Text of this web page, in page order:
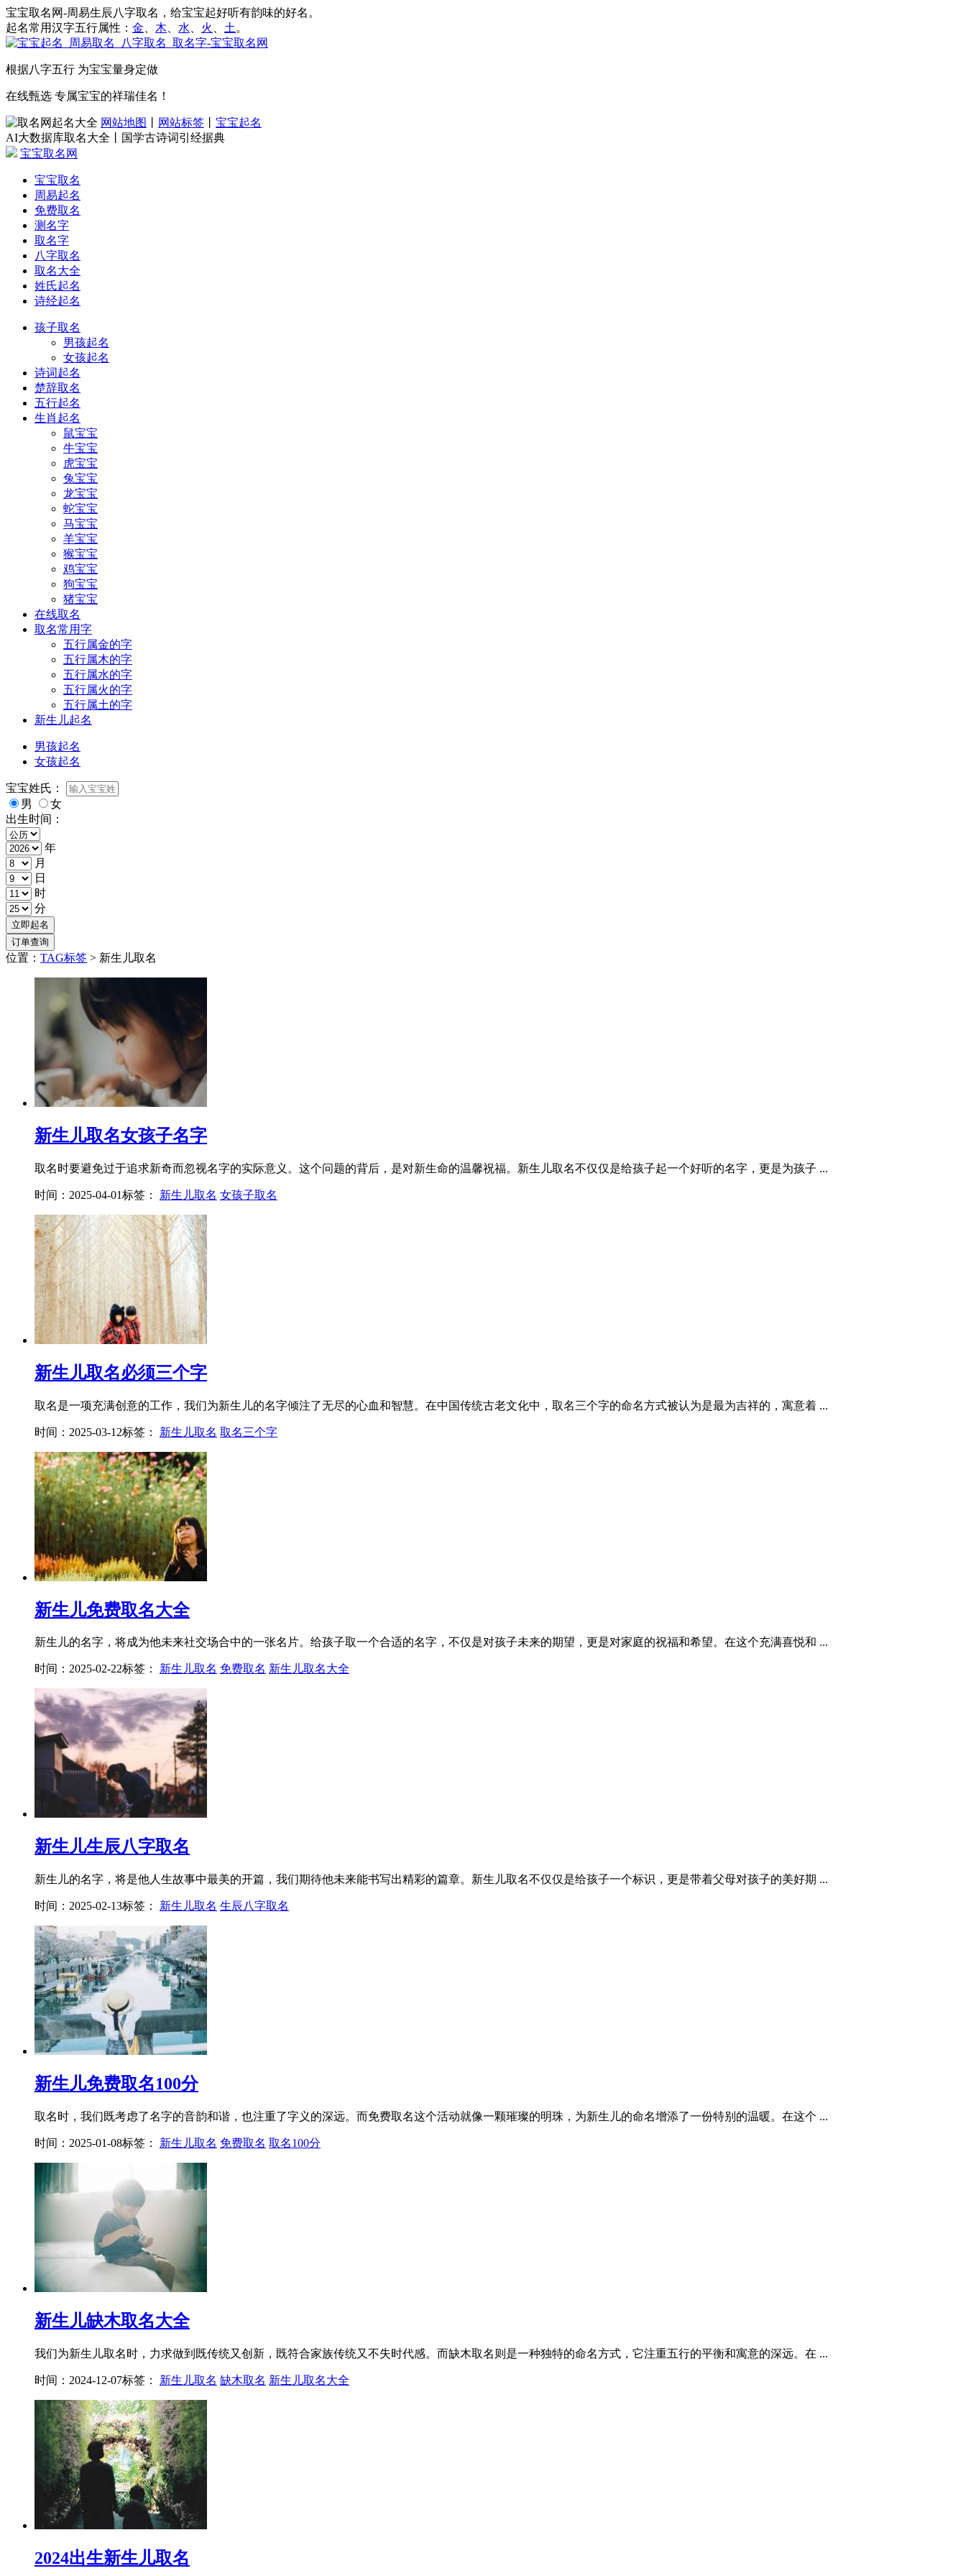
宝宝取名网-周易生辰八字取名，给宝宝起好听有韵味的好名。
起名常用汉字五行属性： 金 木 水 火 土 。
根据八字五行 为宝宝量身定做
在线甄选 专属宝宝的祥瑞佳名！
网站地图 网站标签
宝宝起名
AI大数据库取名大全丨国学古诗词引经据典
宝宝取名网
宝宝取名
周易起名
免费取名
测名字
取名字
八字取名
取名大全
姓氏起名
诗经起名
孩子取名
男孩起名
女孩起名
诗词起名
楚辞取名
五行起名
生肖起名
鼠宝宝
牛宝宝
虎宝宝
兔宝宝
龙宝宝
蛇宝宝
马宝宝
羊宝宝
猴宝宝
鸡宝宝
狗宝宝
猪宝宝
在线取名
取名常用字
五行属金的字
五行属木的字
五行属水的字
五行属火的字
五行属土的字
新生儿起名
男孩起名
女孩起名
宝宝姓氏：
男
女
出生时间：
年
月
日
时
分
位置： TAG标签 > 新生儿取名
新生儿取名女孩子名字
取名时要避免过于追求新奇而忽视名字的实际意义。这个问题的背后，是对新生命的温馨祝福。新生儿取名不仅仅是给孩子起一个好听的名字，更是为孩子 ...
时间：2025-04-01标签： 新生儿取名 女孩子取名
新生儿取名必须三个字
取名是一项充满创意的工作，我们为新生儿的名字倾注了无尽的心血和智慧。在中国传统古老文化中，取名三个字的命名方式被认为是最为吉祥的，寓意着 ...
时间：2025-03-12标签： 新生儿取名 取名三个字
新生儿免费取名大全
新生儿的名字，将成为他未来社交场合中的一张名片。给孩子取一个合适的名字，不仅是对孩子未来的期望，更是对家庭的祝福和希望。在这个充满喜悦和 ...
时间：2025-02-22标签： 新生儿取名 免费取名 新生儿取名大全
新生儿生辰八字取名
新生儿的名字，将是他人生故事中最美的开篇，我们期待他未来能书写出精彩的篇章。新生儿取名不仅仅是给孩子一个标识，更是带着父母对孩子的美好期 ...
时间：2025-02-13标签： 新生儿取名 生辰八字取名
新生儿免费取名100分
取名时，我们既考虑了名字的音韵和谐，也注重了字义的深远。而免费取名这个活动就像一颗璀璨的明珠，为新生儿的命名增添了一份特别的温暖。在这个 ...
时间：2025-01-08标签： 新生儿取名 免费取名 取名100分
新生儿缺木取名大全
我们为新生儿取名时，力求做到既传统又创新，既符合家族传统又不失时代感。而缺木取名则是一种独特的命名方式，它注重五行的平衡和寓意的深远。在 ...
时间：2024-12-07标签： 新生儿取名 缺木取名 新生儿取名大全
2024出生新生儿取名